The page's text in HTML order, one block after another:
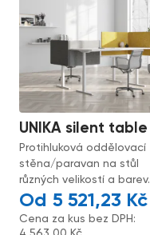
UNIKA silent table
Protihluková oddělovací
stěna/paravan na stůl
různých velikostí a barev.
5 521,23 Kč
Cena za kus bez DPH: